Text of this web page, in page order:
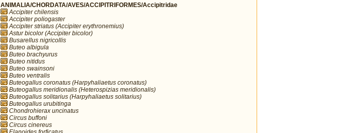
ANIMALIA/CHORDATA/AVES/ACCIPITRIFORMES/Accipitridae
Accipiter chilensis
Accipiter poliogaster
Accipiter striatus (Accipiter erythronemius)
Astur bicolor (Accipiter bicolor)
Busarellus nigricollis
Buteo albigula
Buteo brachyurus
Buteo nitidus
Buteo swainsoni
Buteo ventralis
Buteogallus coronatus (Harpyhaliaetus coronatus)
Buteogallus meridionalis (Heterospizias meridionalis)
Buteogallus solitarius (Harpyhaliaetus solitarius)
Buteogallus urubitinga
Chondrohierax uncinatus
Circus buffoni
Circus cinereus